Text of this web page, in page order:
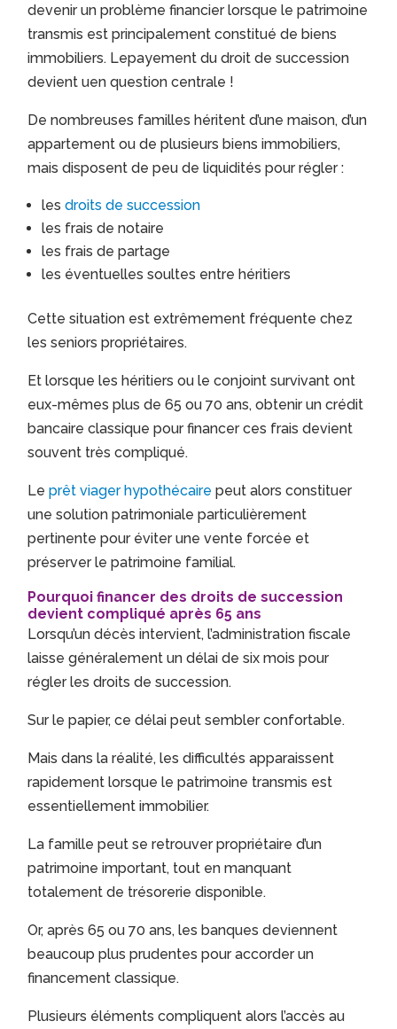
devenir un problème financier lorsque le patrimoine
transmis est principalement constitué de biens
immobiliers. Lepayement du droit de succession
devient uen question centrale !
De nombreuses familles héritent d’une maison, d’un
appartement ou de plusieurs biens immobiliers,
mais disposent de peu de liquidités pour régler :
lesdroits de succession
les frais de notaire
les frais de partage
les éventuelles soultes entre héritiers
Cette situation est extrêmement fréquente chez
les seniors propriétaires.
Et lorsque les héritiers ou le conjoint survivant ont
eux-mêmes plus de 65 ou 70 ans, obtenir un crédit
bancaire classique pour financer ces frais devient
souvent très compliqué.
Leprêt viager hypothécaire peut alors constituer
une solution patrimoniale particulièrement
pertinente pour éviter une vente forcée et
préserver le patrimoine familial.
Pourquoi financer des droits de succession
devient compliqué après 65 ans
Lorsqu’un décès intervient, l’administration fiscale
laisse généralement un délai de six mois pour
régler les droits de succession.
Sur le papier, ce délai peut sembler confortable.
Mais dans la réalité, les difficultés apparaissent
rapidement lorsque le patrimoine transmis est
essentiellement immobilier.
La famille peut se retrouver propriétaire d’un
patrimoine important, tout en manquant
totalement de trésorerie disponible.
Or, après 65 ou 70 ans, les banques deviennent
beaucoup plus prudentes pour accorder un
financement classique.
Plusieurs éléments compliquent alors l’accès au